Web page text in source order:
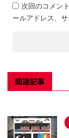
次回のコメン
ールアドレス、サ
関連記事